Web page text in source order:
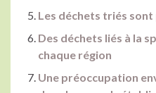
Les déchets triés
Des déchets liés à la
chaque région
Une préoccupation